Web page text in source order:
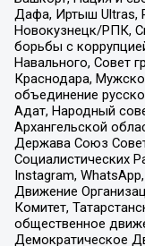
Дафа, Иртыш Ultras,
Новокузнецк/РПК,
борьбы с
Навального, Совет
Краснодара,
объединение
Адат, Народный
Архангельской
Держава Союз
Социалистических
Instagram,
Движение
Комитет,
общественное
Демократическое